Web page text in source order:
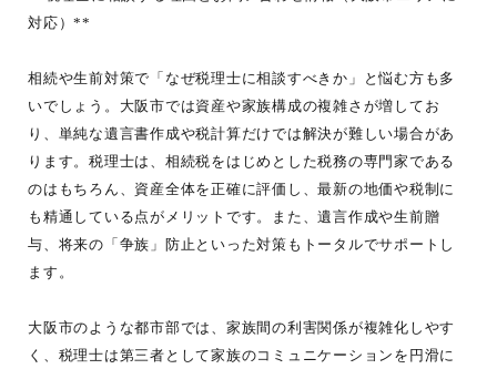
対応）**
相続や生前対策で「なぜ税理士に相談すべきか」と悩む方も多
いでしょう。大阪市では資産や家族構成の複雑さが増してお
り、単純な遺言書作成や税計算だけでは解決が難しい場合があ
ります。税理士は、相続税をはじめとした税務の専門家である
のはもちろん、資産全体を正確に評価し、最新の地価や税制に
も精通している点がメリットです。また、遺言作成や生前贈
与、将来の「争族」防止といった対策もトータルでサポートし
ます。
大阪市のような都市部では、家族間の利害関係が複雑化しやす
く、税理士は第三者として家族のコミュニケーションを円滑に